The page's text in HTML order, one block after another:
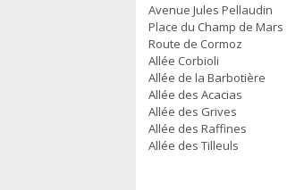
Avenue Jules Pellaudin
Place du Champ de Mars
Route de Cormoz
Allée Corbioli
Allée de la Barbotière
Allée des Acacias
Allée des Grives
Allée des Raffines
Allée des Tilleuls